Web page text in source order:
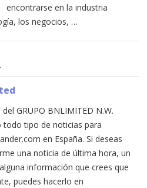
encontrarse en la industria
los negocios, …
GRUPO BNLIMITED N.W.
todo tipo de noticias para
en España. Si deseas
una noticia de última hora, un
información que crees que
puedes hacerlo en